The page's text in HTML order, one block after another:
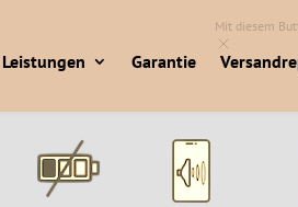
Leistungen Garantie
Mit diesem